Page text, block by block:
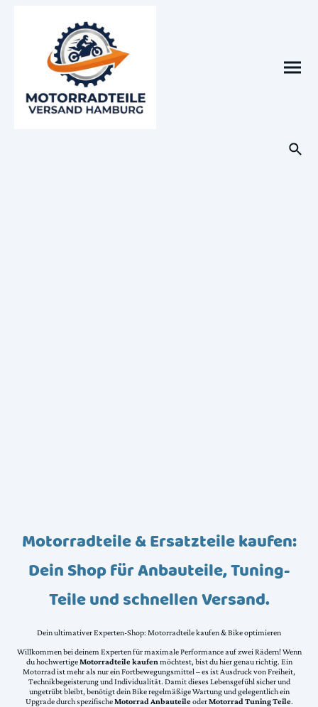
Motorradteile & Ersatzteile kaufen:
Dein Shop für Anbauteile, Tuning-
Teile und schnellen Versand.
Dein ultimativer Experten-Shop: Motorradteile kaufen & Bike optimieren
Willkommen bei deinem Experten für maximale Performance auf zwei Rädern! Wenn
du hochwertigeMotorradteile kaufen möchtest, bist du hier genau richtig. Ein
Motorrad ist mehr als nur ein Fortbewegungsmittel – es ist Ausdruck von Freiheit,
Technikbegeisterung und Individualität. Damit dieses Lebensgefühl sicher und
ungetrübt bleibt, benötigt dein Bike regelmäßige Wartung und gelegentlich ein
Upgrade durch spezifischeMotorrad AnbauteileoderMotorrad Tuning Teile.